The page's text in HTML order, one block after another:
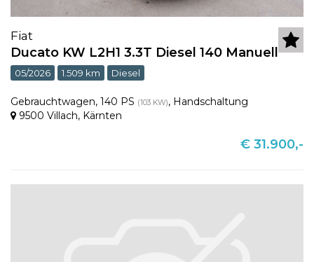
Fiat
Ducato KW L2H1 3.3T Diesel 140 Manuell
05/2026 1.509 km Diesel
Gebrauchtwagen, 140 PS (103 KW), Handschaltung
9500 Villach, Kärnten
€ 31.900,-